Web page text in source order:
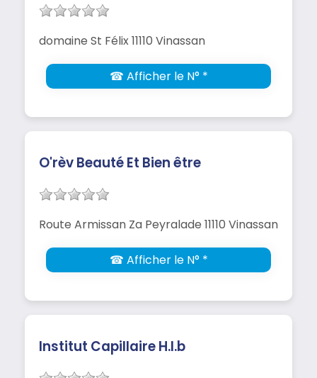
domaine St Félix 11110 Vinassan
☎ Afficher le N° *
O'rèv Beauté Et Bien être
Route Armissan Za Peyralade 11110 Vinassan
☎ Afficher le N° *
Institut Capillaire H.l.b